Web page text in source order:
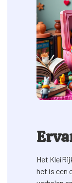
Het
het is een